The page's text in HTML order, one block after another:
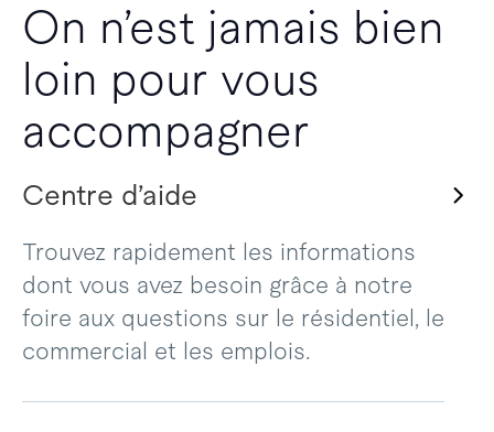
On n’est jamais bien
loin pour vous
accompagner
Centre d’aide
Trouvez rapidement les informations
dont vous avez besoin grâce à notre
foire aux questions sur le résidentiel, le
commercial et les emplois.